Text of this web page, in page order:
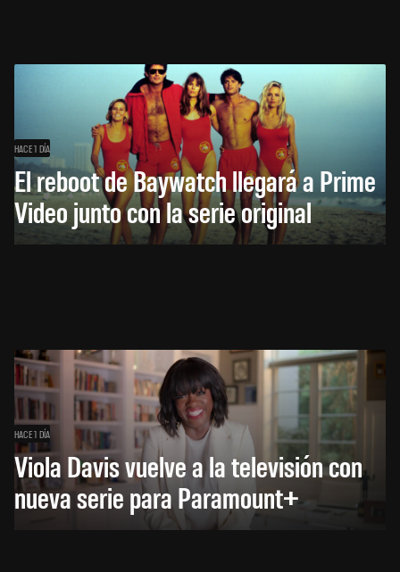
HACE 1 DÍA
El reboot de Baywatch llegará a Prime
Video junto con la serie original
HACE 1 DÍA
Viola Davis vuelve a la televisión con
nueva serie para Paramount+